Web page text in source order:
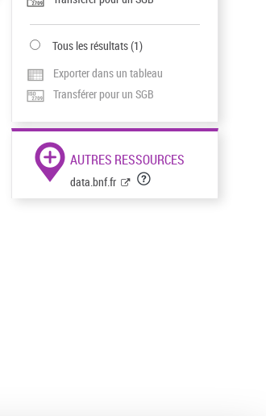
Tous les résultats(1)
Exporter dans un tableau
Transférer pour un SGB
AUTRES RESSOURCES
data.bnf.fr